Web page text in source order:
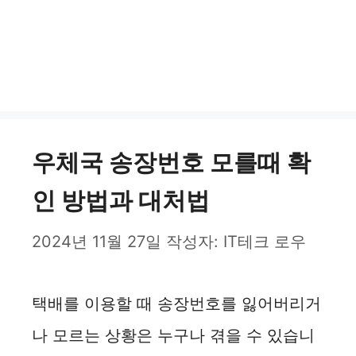
우체국 송장번호 모를때 확
인 방법과 대처법
2024년 11월 27일 작성자: IT테크 로우
택배를 이용할 때 송장번호를 잃어버리거
나 모르는 상황은 누구나 겪을 수 있습니